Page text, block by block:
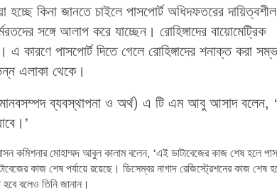
কিনা জানতে চাইলে পাসপোর্ট অধিদফতরের দায়িত্বশীল
সঙ্গে আলাপ করে যাচ্ছেন। রোহিঙ্গাদের বায়োমেট্রিক
এ কারণে পাসপোর্ট দিতে গেলে রোহিঙ্গাদের শনাক্ত করা
এলাকা থেকে।
ব্যবস্থাপনা ও অর্থ) এ টি এম আবু আসাদ বলেন,
কমিশনার মোহাম্মদ আবুল কালাম বলেন, ‘এই ডাটাবেজের কাজ শেষ হলে
কাজ শেষ পর্যায়ে রয়েছে। ডিসেম্বর নাগাদ রেজিস্ট্রেশনের কাজ শেষ
বলেও তিনি জানান।